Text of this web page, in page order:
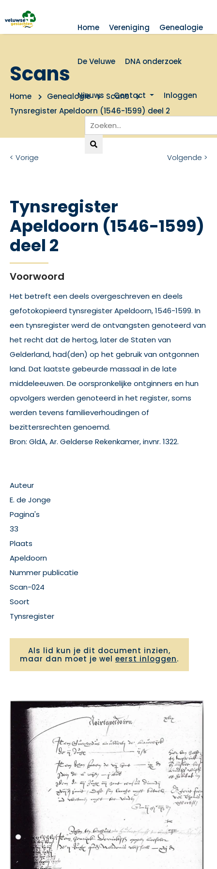
Home Vereniging Genealogie
De Veluwe DNA onderzoek
Nieuws Contact Inloggen
Scans
Home Genealogie
Scans
Tynsregister Apeldoorn (1546-1599) deel 2
< Vorige Volgende >
Tynsregister
Apeldoorn (1546-1599)
deel 2
Voorwoord
Het betreft een deels overgeschreven en deels
gefotokopieerd tynsregister Apeldoorn, 1546-1599. In
een tynsregister werd de ontvangsten genoteerd van
het recht dat de hertog, later de Staten van
Gelderland, had(den) op het gebruik van ontgonnen
land. Dat laatste gebeurde massaal in de late
middeleeuwen. De oorspronkelijke ontginners en hun
opvolgers werden genoteerd in het register, soms
werden tevens familieverhoudingen of
bezittersrechten genoemd.
Bron: GldA, Ar. Gelderse Rekenkamer, invnr. 1322.
Auteur
E. de Jonge
Pagina's
33
Plaats
Apeldoorn
Nummer publicatie
Scan-024
Soort
Tynsregister
Als lid kun je dit document inzien,
maar dan moet je wel eerst inloggen.